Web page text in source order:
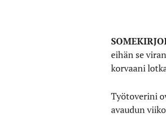
eihän se
korvaani
Työtoverini
avaudun